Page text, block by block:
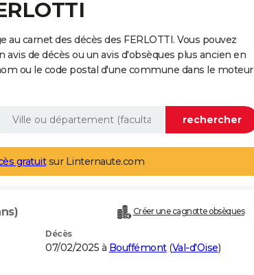
carnet des décès des FERLOTTI. Vous pouvez
de décès ou un avis d'obsèques plus ancien en
ou le code postal d'une commune dans le moteur
gratuitsur Linternaute.com
Créer une cagnotte obsèques
Décès
07/02/2025 à Bouffémont(Val-d'Oise)